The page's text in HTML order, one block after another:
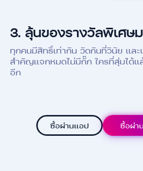
3. ลุ้นของรางวัลพิเศษ
ทุกคนมีสิทธิ์เท่ากัน วัดกันที่วินัย แล
สำคัญแจกหมดไม่มีกั๊ก ใครที่สุ่มได้แ
อีก
ซื้อผ่านแอป ซื้อผ่า